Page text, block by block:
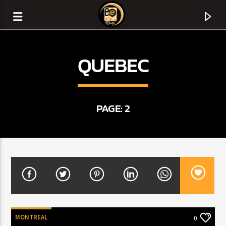
TITLE
ARTIST
QUEBEC
PAGE: 2
MONTREAL 0